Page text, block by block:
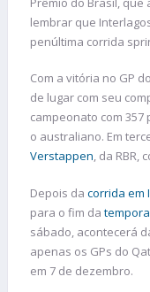
lembrar que
penúltima corrida
Com a vitória no GP
de lugar com seu
campeonato com
o australiano. Em
Verstappen, da RBR,
Depois da corrida em
para o fim da
sábado, acontecerá
apenas os GPs do
em 7 de dezembro.